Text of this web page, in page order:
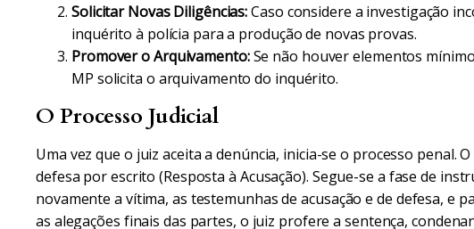
Solicitar Novas Diligências:Caso considere a investigação
inquérito à polícia para a produção de novas provas.
Promover o Arquivamento:Se não houver elementos
MP solicita o arquivamento do inquérito.
O Processo Judicial
Uma vez que o juiz aceita a denúncia, inicia-se o processo penal.
defesa por escrito (Resposta à Acusação). Segue-se a fase de
novamente a vítima, as testemunhas de acusação e de defesa, e
as alegações finais das partes, o juiz profere a sentença,